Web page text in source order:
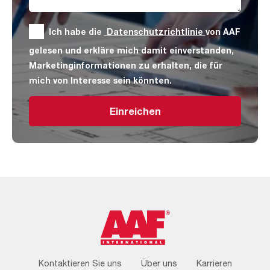
Ich habe die Datenschutzrichtlinie von AAF
gelesen und erkläre mich damit einverstanden,
Marketinginformationen zu erhalten, die für
mich von Interesse sein könnten.
Einreichen
Footer
Kontaktieren Sie uns Über uns Karrieren